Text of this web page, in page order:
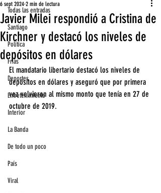
Todas las entradas
Santiago
Política
Frías
Deportes
Entretenimiento
Interior
La Banda
De todo un poco
País
Viral
Javier Milei respondió a Cristina de
Kirchner y destacó los niveles de
depósitos en dólares
6 sept 2024 2 min de lectura
El mandatario libertario destacó los niveles de
depósitos en dólares y aseguró que por primera
vez volvieron al mismo monto que tenía en 27 de
octubre de 2019.